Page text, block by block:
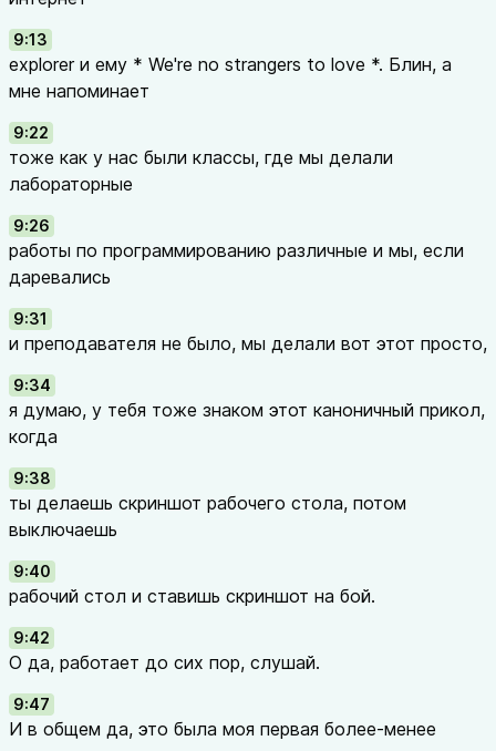
9:13
explorer и ему * We're no strangers to love *. Блин, а
мне напоминает
9:22
тоже как у нас были классы, где мы делали
лабораторные
9:26
работы по программированию различные и мы, если
даревались
9:31
и преподавателя не было, мы делали вот этот просто,
9:34
я думаю, у тебя тоже знаком этот каноничный прикол,
когда
9:38
ты делаешь скриншот рабочего стола, потом
выключаешь
9:40
рабочий стол и ставишь скриншот на бой.
9:42
О да, работает до сих пор, слушай.
9:47
И в общем да, это была моя первая более-менее